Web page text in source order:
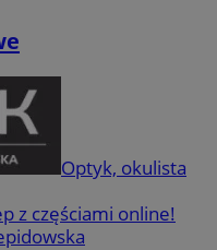
Optyk, okulista
z częściami online!